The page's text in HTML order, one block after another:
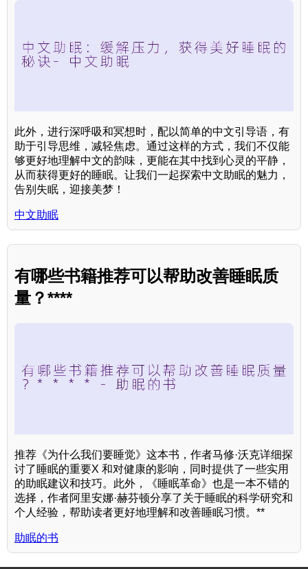
此外，进行深呼吸和冥想时，配以简单的中文引导语，有
助于引导思维，减轻焦虑。通过这样的方式，我们不仅能
够更好地理解中文的韵味，更能在其中找到心灵的平静，
从而获得更好的睡眠。让我们一起探索中文助眠的魅力，
告别失眠，迎接美梦！
中文助眠
有哪些书籍推荐可以帮助改善睡眠质
量？****
推荐《为什么我们要睡觉》这本书，作者马修·沃克详细探
讨了睡眠的重要X 和对健康的影响，同时提供了一些实用
的助眠建议和技巧。此外，《睡眠革命》也是一本不错的
选择，作者阿里安娜·赫芬顿分享了关于睡眠的科学研究和
个人经验，帮助读者更好地理解和改善睡眠习惯。**
助眠的书